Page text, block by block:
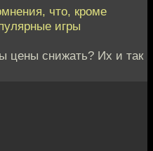
что, кроме
игры
цены снижать? Их и так